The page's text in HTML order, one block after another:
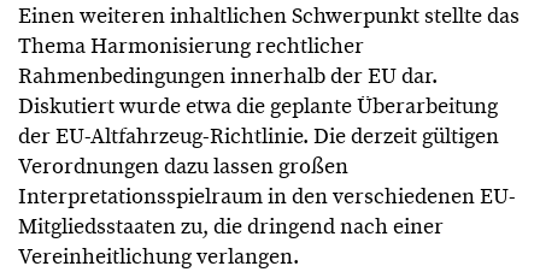
Einen weiteren inhaltlichen Schwerpunkt stellte das
Thema Harmonisierung rechtlicher
Rahmenbedingungen innerhalb der EU dar.
Diskutiert wurde etwa die geplante Überarbeitung
der EU-Altfahrzeug-Richtlinie. Die derzeit gültigen
Verordnungen dazu lassen großen
Interpretationsspielraum in den verschiedenen EU-
Mitgliedsstaaten zu, die dringend nach einer
Vereinheitlichung verlangen.